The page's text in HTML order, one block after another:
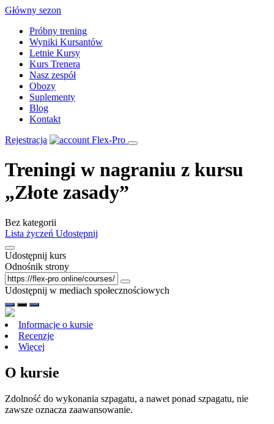
Skip
content
Główny sezon
Próbny trening
Wyniki Kursantów
Letnie Kursy
Kurs Trenera
Nasz zespół
Obozy
Suplementy
Blog
Kontakt
Rejestracja
Treningi w nagraniu z kursu
„Złote zasady”
Bez kategorii
Lista życzeń Udostępnij
Udostępnij kurs
Odnośnik strony
Udostępnij w mediach społecznościowych
Informacje o kursie
Recenzje
Więcej
O kursie
Zdolność do wykonania szpagatu, a nawet ponad szpagatu, nie
zawsze oznacza zaawansowanie.